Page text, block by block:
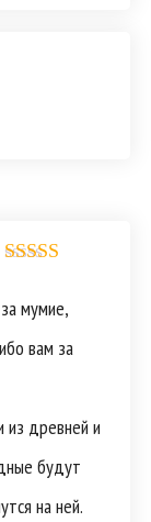
мумие,
вам за
из древней и
будут
на ней.